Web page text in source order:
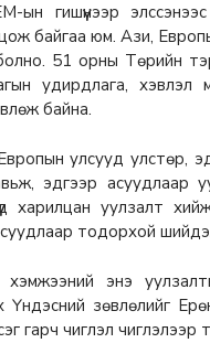
гишүүнээр
байгаа юм. Ази,
51 орны Төрийн
удирдлага,
байна.
улсууд улстөр,
эдгээр
харилцан уулзалт
тодорхой
энэ
Үндэсний зөвлөлийг
гарч чиглэл